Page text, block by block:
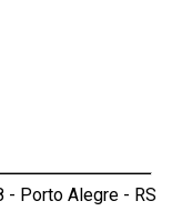
- Porto Alegre - RS